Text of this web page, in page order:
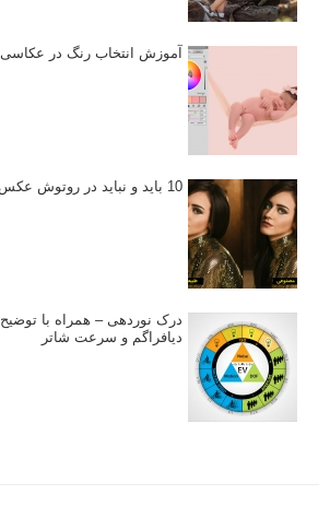
آموزش انتخاب رنگ در عکاسی
10 باید و نباید در روتوش عکس ها
دیافراگم و سرعت شاتر